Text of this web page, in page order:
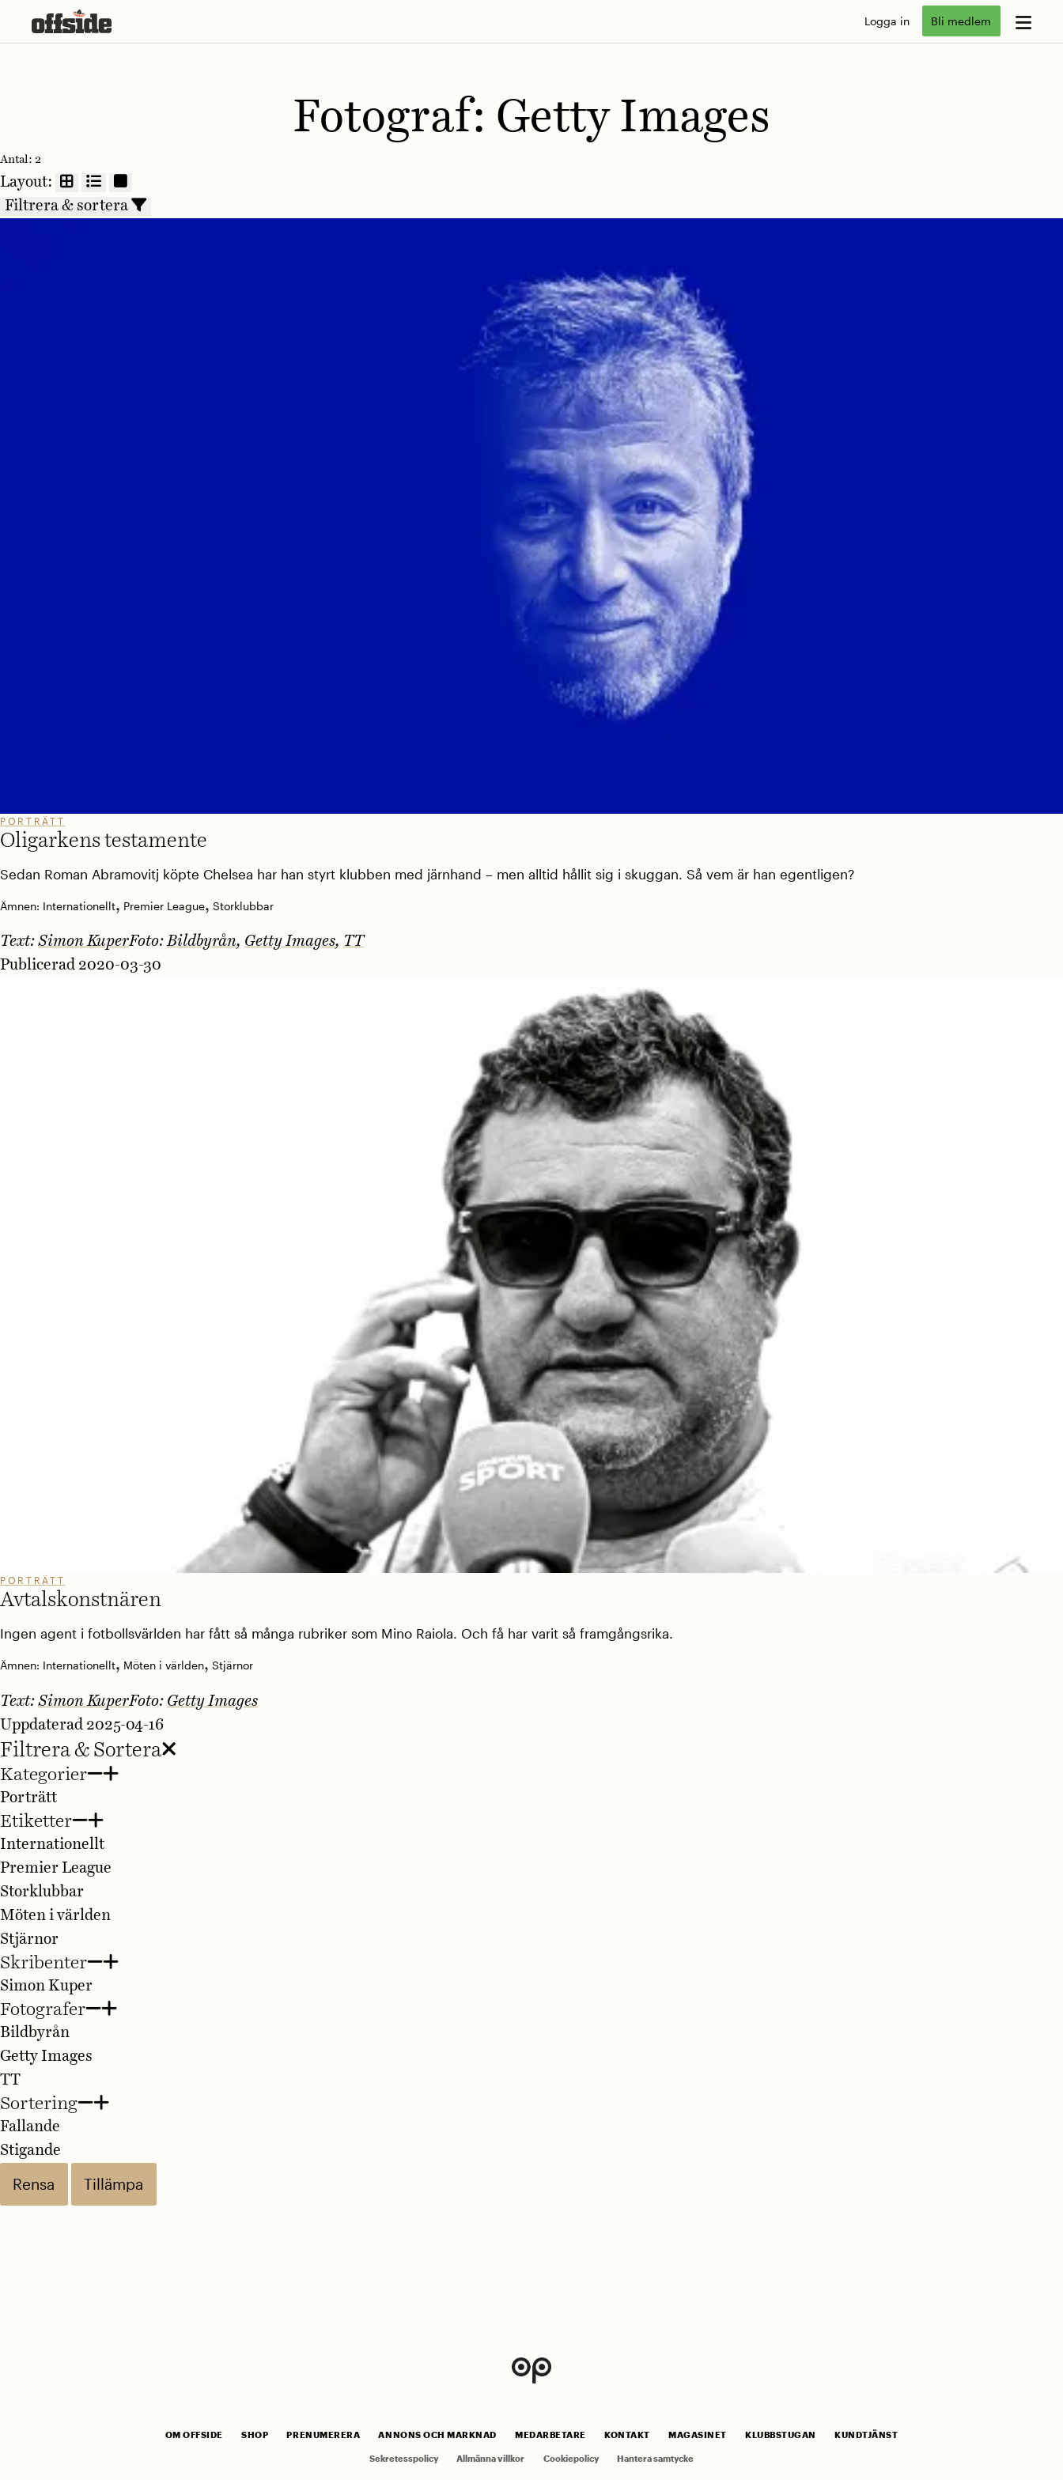
Logga in Bli medlem
Fotograf: Getty Images
Antal: 2
Layout:
Filtrera & sortera
PORTRÄTT
Oligarkens testamente
Sedan Roman Abramovitj köpte Chelsea har han styrt klubben med järnhand – men alltid hållit sig i skuggan. Så vem är han egentligen?
Ämnen: Internationellt, Premier League, Storklubbar
Text: Simon KuperFoto:Bildbyrån, Getty Images, TT
Publicerad 2020-03-30
PORTRÄTT
Avtalskonstnären
Ingen agent i fotbollsvärlden har fått så många rubriker som Mino Raiola. Och få har varit så framgångsrika.
Ämnen: Internationellt, Möten i världen, Stjärnor
Text: Simon KuperFoto: Getty Images
Uppdaterad 2025-04-16
Filtrera & Sortera
Kategorier
Porträtt
Etiketter
Internationellt
Premier League
Storklubbar
Möten i världen
Stjärnor
Skribenter
Simon Kuper
Fotografer
Bildbyrån
Getty Images
TT
Sortering
Fallande
Stigande
Rensa Tillämpa
OM OFFSIDE SHOP PRENUMERERA ANNONS OCH MARKNAD MEDARBETARE KONTAKT MAGASINET KLUBBSTUGAN KUNDTJÄNST
Sekretesspolicy Allmänna villkor Cookiepolicy Hantera samtycke